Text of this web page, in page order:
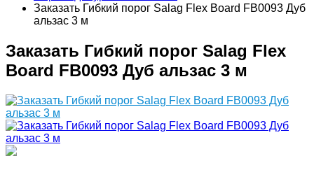
Заказать Гибкий порог Salag Flex Board FB0093 Дуб
альзас 3 м
Заказать Гибкий порог Salag Flex
Board FB0093 Дуб альзас 3 м